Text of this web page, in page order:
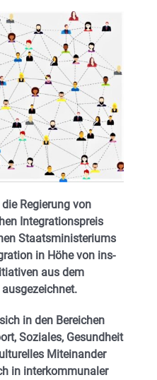
Regierung von
Integrationspreis
Staatsministeriums
in Höhe von ins­
aus dem
in den Bereichen
Soziales, Gesundheit
Miteinander
in interkom­munaler